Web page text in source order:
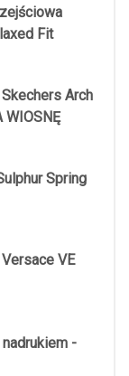
Fit
Arch
WIOSNĘ
Spring
VE
-